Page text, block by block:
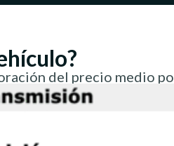
del precio medio